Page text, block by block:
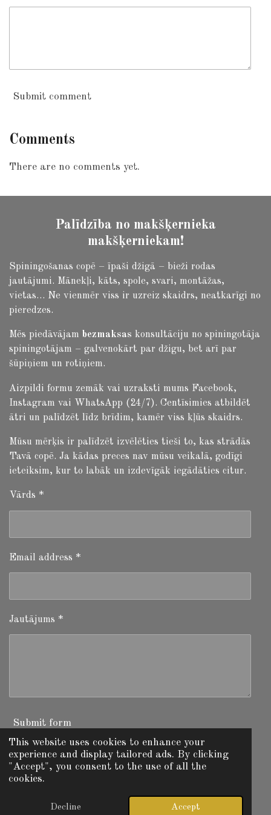
This website uses cookies to enhance your
experience and display tailored ads. By clicking
"Accept", you consent to the use of all the
cookies.
Decline Accept
Submit comment
Comments
There are no comments yet.
Palīdzība no makšķernieka
makšķerniekam!
Spiningošanas copē – īpaši džigā – bieži rodas
jautājumi. Mānekļi, kāts, spole, svari, montāžas,
vietas… Ne vienmēr viss ir uzreiz skaidrs, neatkarīgi no
pieredzes.
Mēs piedāvājam bezmaksas konsultāciju no spiningotāja
spiningotājam – galvenokārt par džigu, bet arī par
šūpiņiem un rotiņiem.
Aizpildi formu zemāk vai uzraksti mums Facebook,
Instagram vai WhatsApp (24/7). Centīsimies atbildēt
ātri un palīdzēt līdz brīdim, kamēr viss kļūs skaidrs.
Mūsu mērķis ir palīdzēt izvēlēties tieši to, kas strādās
Tavā copē. Ja kādas preces nav mūsu veikalā, godīgi
ieteiksim, kur to labāk un izdevīgāk iegādāties citur.
Vārds *
Email address *
Jautājums *
Submit form
I
n
W
t
F
e
© 2025 - 2026 Fishing Today Latvia